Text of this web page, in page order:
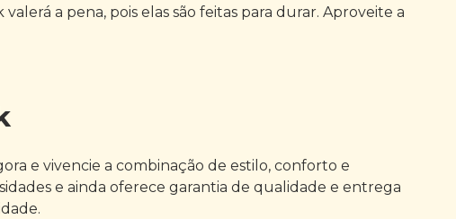
a pena, pois elas são feitas para durar. Aproveite a
e vivencie a combinação de estilo, conforto e
e ainda oferece garantia de qualidade e entrega